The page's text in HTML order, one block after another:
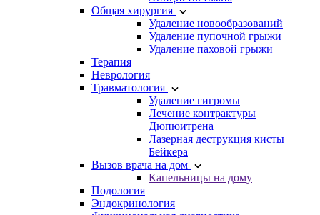
Общая хирургия
Удаление новообразований
Удаление пупочной грыжи
Удаление паховой грыжи
Терапия
Неврология
Травматология
Удаление гигромы
Лечение контрактуры
Дюпюитрена
Лазерная деструкция кисты
Бейкера
Вызов врача на дом
Капельницы на дому
Подология
Эндокринология